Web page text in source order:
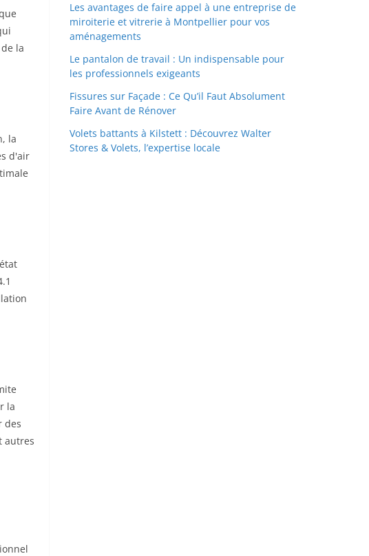
la
la
d'air
la
des
autres
Les avantages de faire appel à une entreprise de
miroiterie et vitrerie à Montpellier pour vos
aménagements
Le pantalon de travail : Un indispensable pour
les professionnels exigeants
Fissures sur Façade : Ce Qu’il Faut Absolument
Faire Avant de Rénover
Volets battants à Kilstett : Découvrez Walter
Stores & Volets, l’expertise locale